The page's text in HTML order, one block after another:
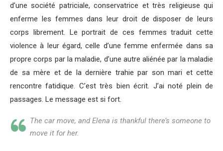
d’une société patriciale, conservatrice et très religieuse qui
enferme les femmes dans leur droit de disposer de leurs
corps librement. Le portrait de ces femmes traduit cette
violence à leur égard, celle d’une femme enfermée dans sa
propre corps par la maladie, d’une autre aliénée par la maladie
de sa mère et de la dernière trahie par son mari et cette
rencontre fatidique. C’est très bien écrit. J’ai noté plein de
passages. Le message est si fort.
The car move, and Elena is thankful there’s someone to
move it for her.